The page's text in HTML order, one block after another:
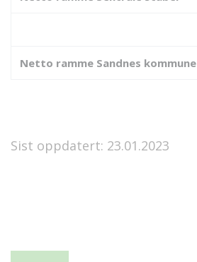
Netto ramme Sandnes kommune
Sist oppdatert: 23.01.2023